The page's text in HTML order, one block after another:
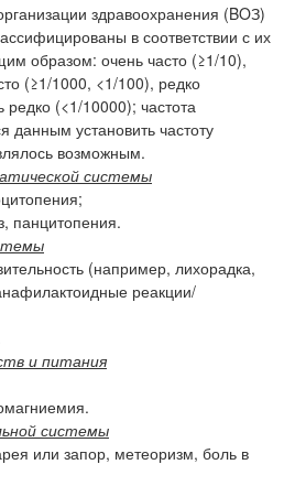
здравоохранения (BOЗ)
в соответствии с их
образом: очень часто (≥1/10),
(≥1/1000, <1/100), редко
(<1/10000); частота
установить частоту
возможным.
системы
панцитопения.
(например, лихорадка,
реакции/
и питания
системы
или запор, метеоризм, боль в